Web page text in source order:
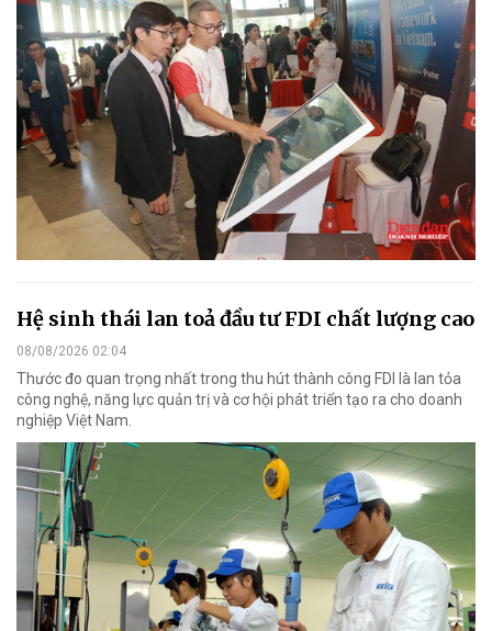
Hệ sinh thái lan toả đầu tư FDI chất lượng cao
08/08/2026 02:04
Thước đo quan trọng nhất trong thu hút thành công FDI là lan tỏa
công nghệ, năng lực quản trị và cơ hội phát triển tạo ra cho doanh
nghiệp Việt Nam.